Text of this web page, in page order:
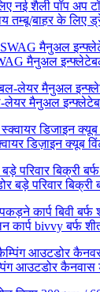
तम्बू/बाहर के लिए
मैनुअल
मैनुअल
डिज़ाइन क्यूब
बड़े परिवार बिक्री
कार्प bivvy बर्फ
आउटडोर